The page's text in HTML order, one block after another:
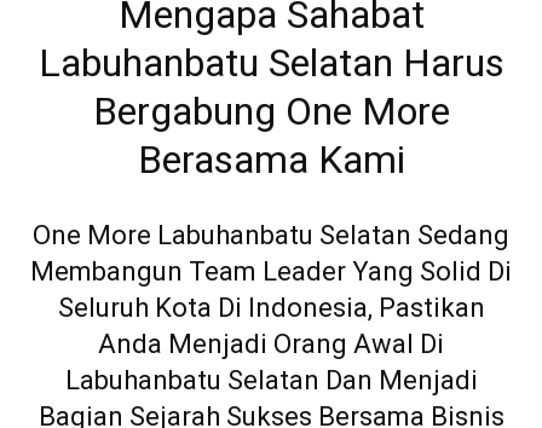
Mengapa Sahabat
Labuhanbatu Selatan Harus
Bergabung One More
Berasama Kami
One More Labuhanbatu Selatan Sedang
Membangun Team Leader Yang Solid Di
Seluruh Kota Di Indonesia, Pastikan
Anda Menjadi Orang Awal Di
Labuhanbatu Selatan Dan Menjadi
Bagian Sejarah Sukses Bersama Bisnis